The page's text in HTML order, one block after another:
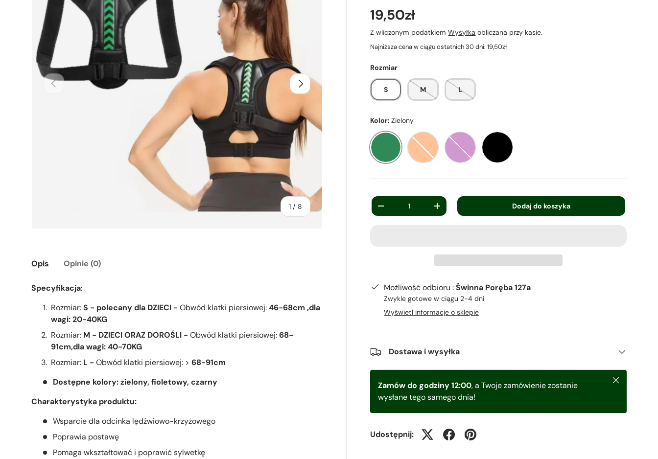
Poprzedni
1 / z
8
Następny
19,50zł
Z wliczonym podatkiemWysyłka obliczana przy kasie.
Najniższa cena w ciągu ostatnich 30 dni:19,50zł
Rozmiar
S M L
Kolor:Zielony
Zielony PomarańczowyFioletowy Czarny
Ilość
-
+ Dodaj do koszyka
Możliwość odbioru :Świnna Poręba 127a
Zwykle gotowe w ciągu 2-4 dni
Wyświetl informacje o sklepie
Dostawa i wysyłka
Zamów do godziny 12:00, a Twoje zamówienie zostanie
wysłane tego samego dnia!
Zamknij
Udostępnij:
Opis Opinie (0)
Specyfikacja:
Rozmiar:S - polecany dla DZIECI - Obwód klatki piersiowej:46-68cm ,dla
wagi: 20-40KG
Rozmiar: M - DZIECI ORAZ DOROŚLI - Obwód klatki piersiowej:68-
91cm,dla wagi: 40-70KG
Rozmiar: L - Obwód klatki piersiowej: > 68-91cm
Dostępne kolory: zielony, fioletowy, czarny
Charakterystyka produktu:
Wsparcie dla odcinka lędźwiowo-krzyżowego
Poprawia postawę
Pomaga wkształtować i poprawić sylwetkę